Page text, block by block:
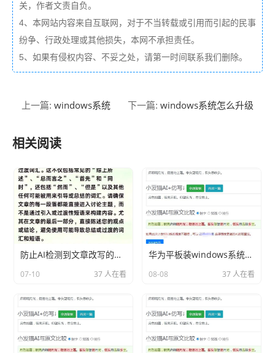
关，作者文责自负。
4、本网站内容来自互联网，对于不当转载或引用而引起的民事
纷争、行政处理或其他损失，本网不承担责任。
5、如果有侵权内容、不妥之处，请第一时间联系我们删除。
上一篇: windows系统 下一篇: windows系统怎么升级
相关阅读
防止AI检测到文章改写的技巧
07-10 37 人在看
华为平板装windows系统分享相关内容2026
08-08 37 人在看